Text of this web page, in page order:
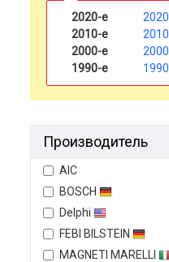
2020-е
2020
2010-е
2010
2000-е
2000
1990-е
1990
Производитель
AIC
BOSCH
Delphi
FEBI BILSTEIN
MAGNETI MARELLI